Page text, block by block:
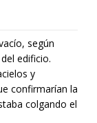
según
edificio.
y
confirmarían la
colgando el